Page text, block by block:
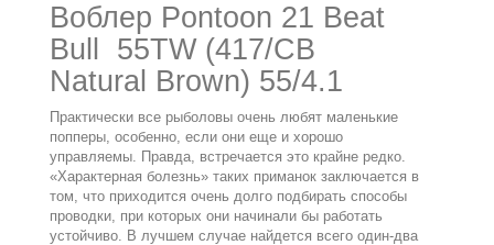
Воблер Pontoon 21 Beat
Bull 55TW (417/CB
Natural Brown) 55/4.1
Практически все рыболовы очень любят маленькие
попперы, особенно, если они еще и хорошо
управляемы. Правда, встречается это крайне редко.
«Характерная болезнь» таких приманок заключается в
том, что приходится очень долго подбирать способы
проводки, при которых они начинали бы работать
устойчиво. В лучшем случае найдется всего один-два